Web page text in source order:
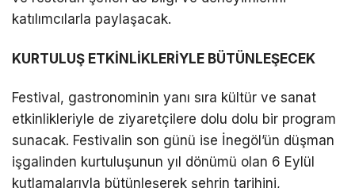
katılımcılarla paylaşacak.
KURTULUŞ ETKİNLİKLERİYLE BÜTÜNLEŞECEK
Festival, gastronominin yanı sıra kültür ve sanat
etkinlikleriyle de ziyaretçilere dolu dolu bir program
sunacak. Festivalin son günü ise İnegöl’ün düşman
işgalinden kurtuluşunun yıl dönümü olan 6 Eylül
kutlamalarıyla bütünleşerek şehrin tarihini,